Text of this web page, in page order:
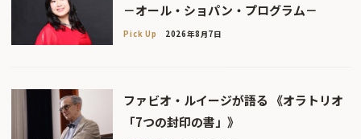
－オール・ショパン・プログラム－
Pick Up 2026年8月7日
ファビオ・ルイージが語る 《オラトリオ
「7つの封印の書」》